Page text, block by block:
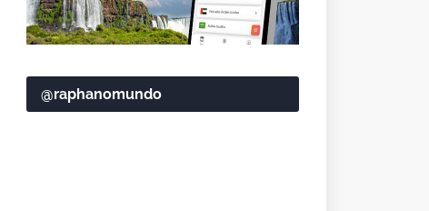
@raphanomundo